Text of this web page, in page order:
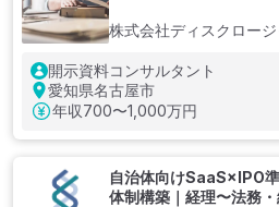
株式会社ディスクロー
開示資料コンサルタント
愛知県名古屋市
年収700〜1,000万円
自治体向けSaaS×IPO
体制構築｜経理〜法務